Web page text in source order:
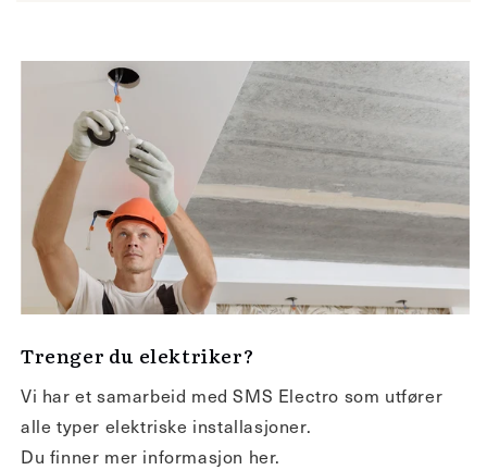
Trenger du elektriker?
Vi har et samarbeid med SMS Electro som utfører
alle typer elektriske installasjoner.
Du finner mer informasjon her.